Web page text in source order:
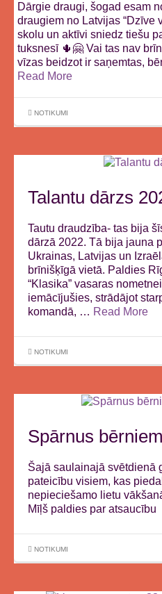
Dārgie draugi, šogad esam
draugiem no Latvijas “Dzīve
skolu un aktīvi sniedz tiešu
tuksnesī 🌵🤗 Vai tas nav
vīzas beidzot ir saņemtas,
Read More
NOTIKUMI
Talantu dārzs
Tautu draudzība- tas bija
dārzā 2022. Tā bija jauna
Ukrainas, Latvijas un
brīnišķīgā vietā. Paldies
“Klasika” vasaras
iemācījušies, strādājot
komandā, … Read More
NOTIKUMI
Spārnus
Šajā saulainajā svētdienā
pateicību visiem, kas
nepieciešamo lietu
Mīļš paldies par atsaucību
NOTIKUMI